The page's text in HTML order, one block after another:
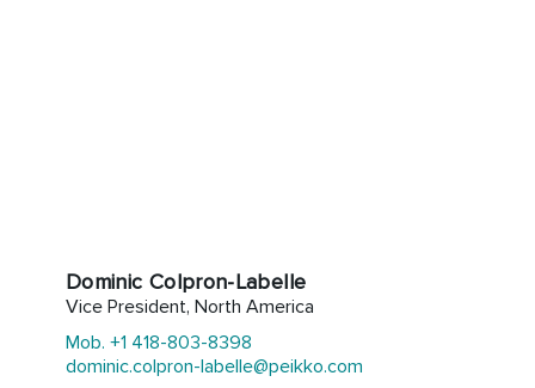
Dominic Colpron-Labelle
Vice President, North America
Mob. +1 418-803-8398
dominic.colpron-labelle@peikko.com